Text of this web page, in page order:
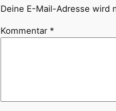
Deine E-Mail-Adresse wird
Kommentar *